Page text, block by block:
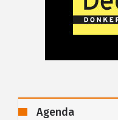
Agenda